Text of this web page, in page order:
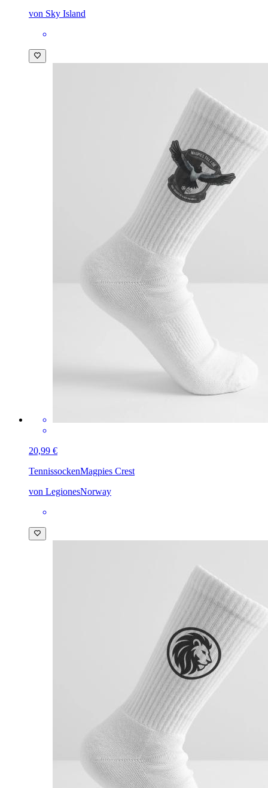
von Sky Island
20,99 €
TennissockenMagpies Crest
von LegionesNorway